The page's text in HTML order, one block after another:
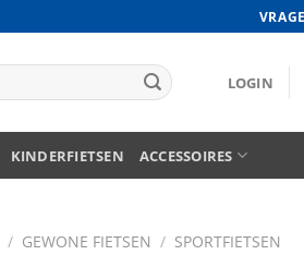
LOGIN
KINDERFIETSEN ACCESSOIRES
/ GEWONE FIETSEN / SPORTFIETSEN